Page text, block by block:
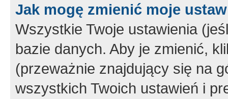
Jak mogę zmienić moje
Wszystkie Twoje ustawienia
bazie danych. Aby je zmienić,
(przeważnie znajdujący się na
wszystkich Twoich ustawień i